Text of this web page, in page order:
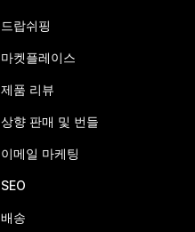
드랍쉬핑
마켓플레이스
제품 리뷰
상향 판매 및 번들
이메일 마케팅
SEO
배송